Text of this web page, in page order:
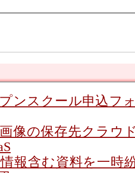
ンスクール申込フ
像の保存先クラウ
報含む資料を一時